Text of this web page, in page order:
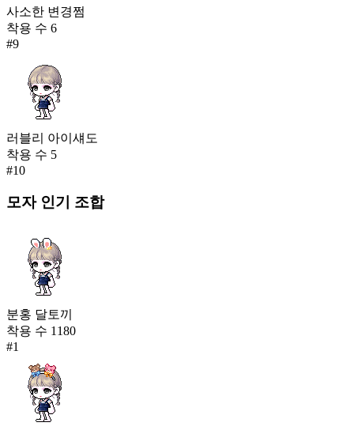
사소한 변경쩜
착용 수 6
#9
러블리 아이섀도
착용 수 5
#10
모자인기 조합
분홍 달토끼
착용 수 1180
#1